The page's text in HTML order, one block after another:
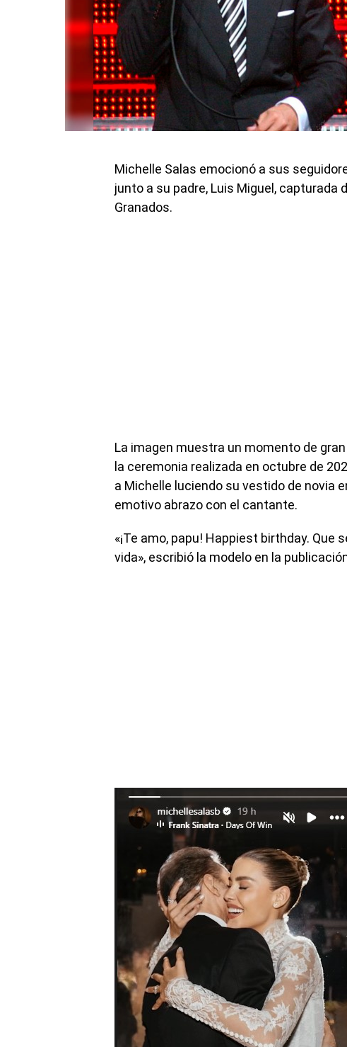
Michelle Salas emocionó a sus
junto a su padre, Luis Miguel, capturada
Granados.
La imagen muestra un momento de
la ceremonia realizada en octubre de
a Michelle luciendo su vestido de novia
emotivo abrazo con el cantante.
«¡Te amo, papu! Happiest birthday.
vida», escribió la modelo en la